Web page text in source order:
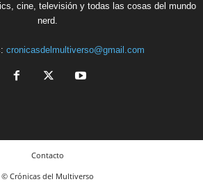
cine, televisión y todas las cosas del mundo
nerd.
cronicasdelmultiverso@gmail.com
Contacto
© Crónicas del Multiverso